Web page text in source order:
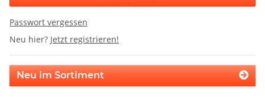
Passwort vergessen
Neu hier? Jetzt registrieren!
Neu im Sortiment